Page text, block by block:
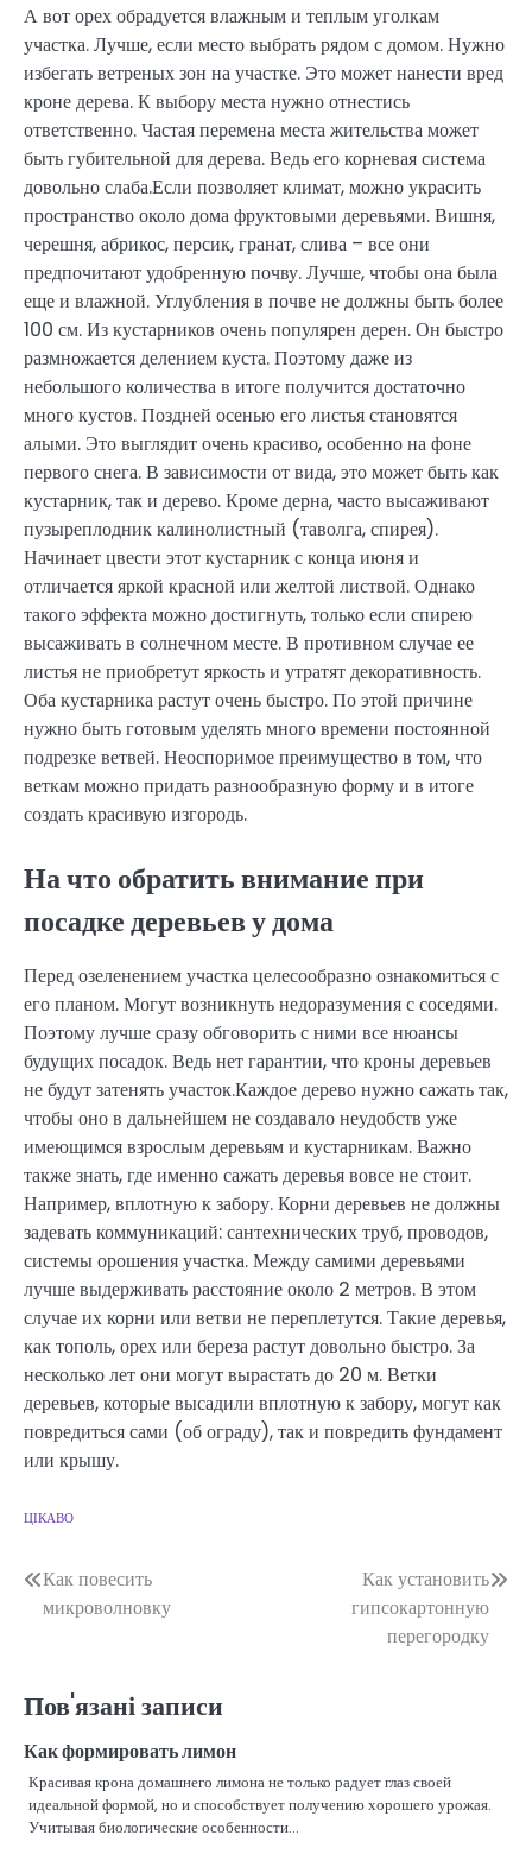
А вот орех обрадуется влажным и теплым уголкам
участка. Лучше, если место выбрать рядом с домом. Нужно
избегать ветреных зон на участке. Это может нанести вред
кроне дерева. К выбору места нужно отнестись
ответственно. Частая перемена места жительства может
быть губительной для дерева. Ведь его корневая система
довольно слаба.Если позволяет климат, можно украсить
пространство около дома фруктовыми деревьями. Вишня,
черешня, абрикос, персик, гранат, слива – все они
предпочитают удобренную почву. Лучше, чтобы она была
еще и влажной. Углубления в почве не должны быть более
100 см. Из кустарников очень популярен дерен. Он быстро
размножается делением куста. Поэтому даже из
небольшого количества в итоге получится достаточно
много кустов. Поздней осенью его листья становятся
алыми. Это выглядит очень красиво, особенно на фоне
первого снега. В зависимости от вида, это может быть как
кустарник, так и дерево. Кроме дерна, часто высаживают
пузыреплодник калинолистный (таволга, спирея).
Начинает цвести этот кустарник с конца июня и
отличается яркой красной или желтой листвой. Однако
такого эффекта можно достигнуть, только если спирею
высаживать в солнечном месте. В противном случае ее
листья не приобретут яркость и утратят декоративность.
Оба кустарника растут очень быстро. По этой причине
нужно быть готовым уделять много времени постоянной
подрезке ветвей. Неоспоримое преимущество в том, что
веткам можно придать разнообразную форму и в итоге
создать красивую изгородь.
На что обратить внимание при
посадке деревьев у дома
Перед озеленением участка целесообразно ознакомиться с
его планом. Могут возникнуть недоразумения с соседями.
Поэтому лучше сразу обговорить с ними все нюансы
будущих посадок. Ведь нет гарантии, что кроны деревьев
не будут затенять участок.Каждое дерево нужно сажать так,
чтобы оно в дальнейшем не создавало неудобств уже
имеющимся взрослым деревьям и кустарникам. Важно
также знать, где именно сажать деревья вовсе не стоит.
Например, вплотную к забору. Корни деревьев не должны
задевать коммуникаций: сантехнических труб, проводов,
системы орошения участка. Между самими деревьями
лучше выдерживать расстояние около 2 метров. В этом
случае их корни или ветви не переплетутся. Такие деревья,
как тополь, орех или береза растут довольно быстро. За
несколько лет они могут вырастать до 20 м. Ветки
деревьев, которые высадили вплотную к забору, могут как
повредиться сами (об ограду), так и повредить фундамент
или крышу.
ЦІКАВО
Навігація
записів
Как повесить
микроволновку
Как установить
гипсокартонную
перегородку
Пов'язані записи
Как формировать лимон
Красивая крона домашнего лимона не только радует глаз своей
идеальной формой, но и способствует получению хорошего урожая.
Учитывая биологические особенности…